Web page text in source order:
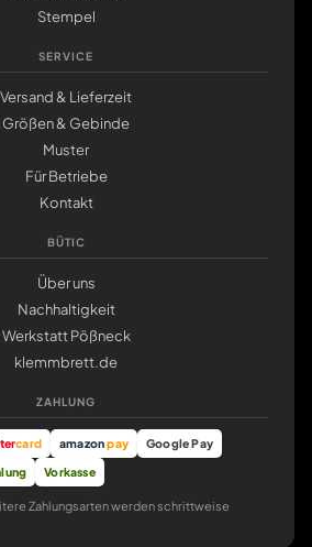
Stempel
SERVICE
Versand & Lieferzeit
Größen & Gebinde
Muster
Für Betriebe
Kontakt
BÜTIC
Über uns
Nachhaltigkeit
Werkstatt Pößneck
klemmbrett.de
ZAHLUNG
card amazonpay
Google Pay
Vorkasse
Zahlungsarten werden schrittweise